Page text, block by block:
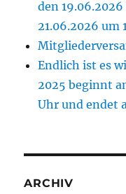
den
21.06.2026 um
Endlich ist es
2025 beginnt
Uhr und endet
ARCHIV